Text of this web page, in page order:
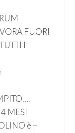
FUORI
I
MESI
è +